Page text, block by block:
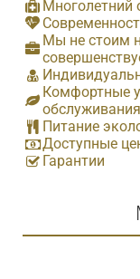
Многолетний
Мы не стоим
Комфортные
обслуживания
Питание
Доступные
Гарантии